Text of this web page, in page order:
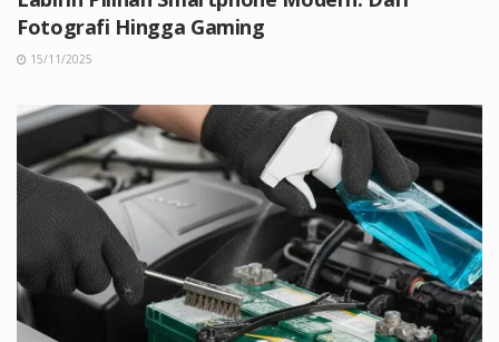
Fotografi Hingga Gaming
15/11/2025